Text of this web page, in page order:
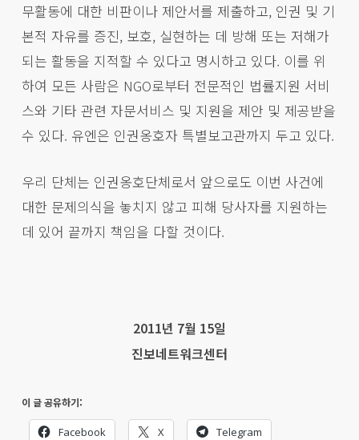
무활동에 대한 비판이나 제안서를 제출하고, 인권 및 기
본적 자유를 증진, 보호, 실현하는 데 방해 또는 저해가
되는 활동을 지적할 수 있다고 명시하고 있다. 이를 위
하여 모든 사람은 NGO로부터 전문적인 법률지원 서비
스와 기타 관련 자문서비스 및 지원을 제안 및 제공받을
수 있다. 유엔은 인권옹호자 특별보고관까지 두고 있다.
우리 단체는 인권옹호단체로서 앞으로도 이번 사건에
대한 문제의식을 놓치지 않고 피해 당사자를 지원하는
데 있어 끝까지 책임을 다할 것이다.
2011년 7월 15일
진보네트워크센터
이 글 공유하기:
Facebook X Telegram